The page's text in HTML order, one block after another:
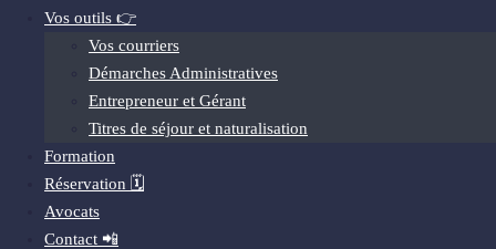
Vos outils 👉
Vos courriers
Démarches Administratives
Entrepreneur et Gérant
Titres de séjour et naturalisation
Formation
Réservation 🗓️
Avocats
Contact 📲